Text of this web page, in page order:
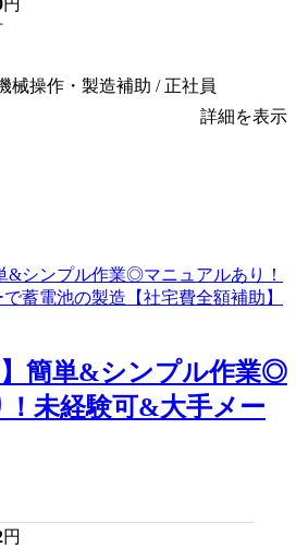
円
械操作・製造補助 / 正社員
詳細を表示
】簡単&シンプル作業◎
未経験可&大手メー
円